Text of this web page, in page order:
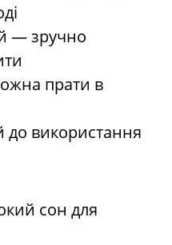
— зручно
прати в
до використання
сон для